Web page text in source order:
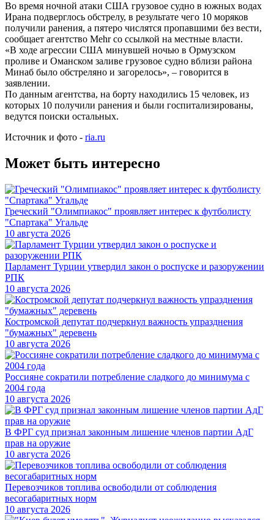
Во время ночной атаки США грузовое судно в южных водах
Ирана подверглось обстрелу, в результате чего 10 моряков
получили ранения, а пятеро числятся пропавшими без вести,
сообщает агентство Mehr со ссылкой на местные власти.
«В ходе агрессии США минувшей ночью в Ормузском
проливе и Оманском заливе грузовое судно вблизи района
Минаб было обстреляно и загорелось», – говорится в
заявлении.
По данным агентства, на борту находились 15 человек, из
которых 10 получили ранения и были госпитализированы,
ведутся поиски остальных.
Источник и фото - ria.ru
Может быть интересно
Греческий "Олимпиакос" проявляет интерес к футболисту
"Спартака" Угальде
10 августа 2026
Парламент Турции утвердил закон о роспуске и разоружении
РПК
10 августа 2026
Костромской депутат подчеркнул важность упразднения
"бумажных" деревень
10 августа 2026
Россияне сократили потребление сладкого до минимума с
2004 года
10 августа 2026
В ФРГ суд признал законным лишение членов партии АдГ
прав на оружие
10 августа 2026
Перевозчиков топлива освободили от соблюдения
весогабаритных норм
10 августа 2026